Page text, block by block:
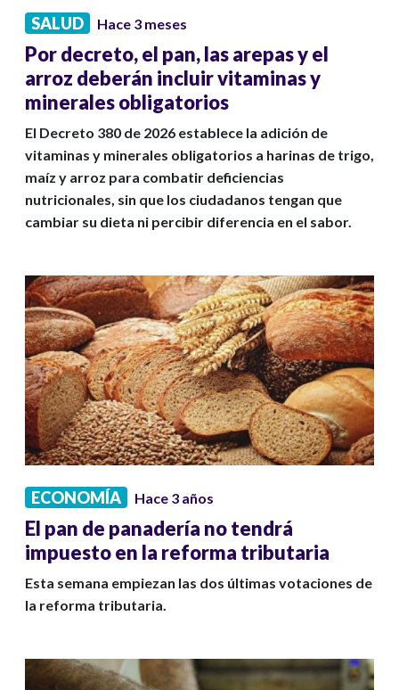
SALUD Hace 3 meses
Por decreto, el pan, las arepas y el
arroz deberán incluir vitaminas y
minerales obligatorios
El Decreto 380 de 2026 establece la adición de
vitaminas y minerales obligatorios a harinas de trigo,
maíz y arroz para combatir deficiencias
nutricionales, sin que los ciudadanos tengan que
cambiar su dieta ni percibir diferencia en el sabor.
ECONOMÍA Hace 3 años
El pan de panadería no tendrá
impuesto en la reforma tributaria
Esta semana empiezan las dos últimas votaciones de
la reforma tributaria.